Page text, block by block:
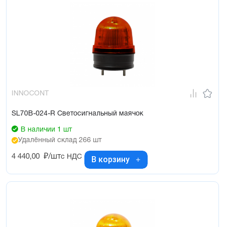
INNOCONT
SL70B-024-R Светосигнальный маячок
В наличии 1 шт
Удалённый склад 266 шт
4 440,00 ₽/штс НДС В корзину